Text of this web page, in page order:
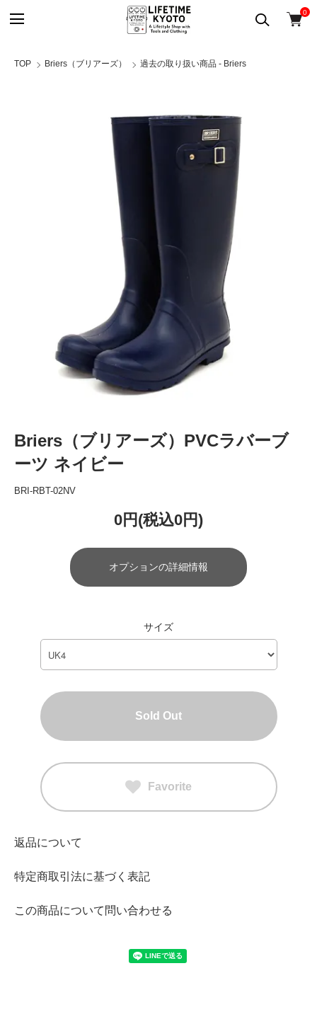
0
TOP Briers（ブリアーズ） 過去の取り扱い商品 - Briers
Briers（ブリアーズ）PVCラバーブ
ーツ ネイビー
BRI-RBT-02NV
0円(税込0円)
オプションの詳細情報
サイズ
Sold Out
Favorite
返品について
特定商取引法に基づく表記
この商品について問い合わせる